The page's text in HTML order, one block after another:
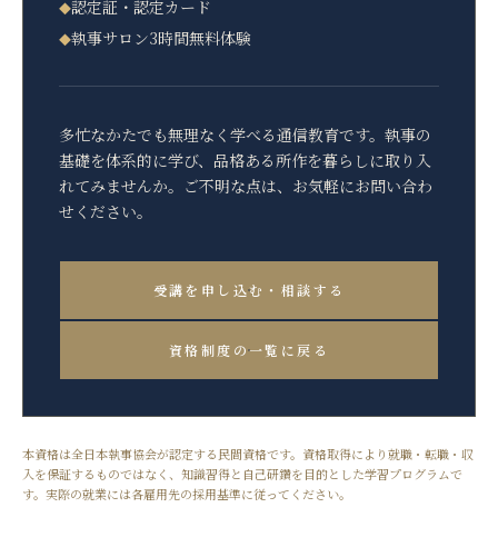
◆認定証・認定カード
◆執事サロン3時間無料体験
多忙なかたでも無理なく学べる通信教育です。執事の
基礎を体系的に学び、品格ある所作を暮らしに取り入
れてみませんか。ご不明な点は、お気軽にお問い合わ
せください。
受講を申し込む・相談する
資格制度の一覧に戻る
本資格は全日本執事協会が認定する民間資格です。資格取得により就職・転職・収
入を保証するものではなく、知識習得と自己研鑽を目的とした学習プログラムで
す。実際の就業には各雇用先の採用基準に従ってください。